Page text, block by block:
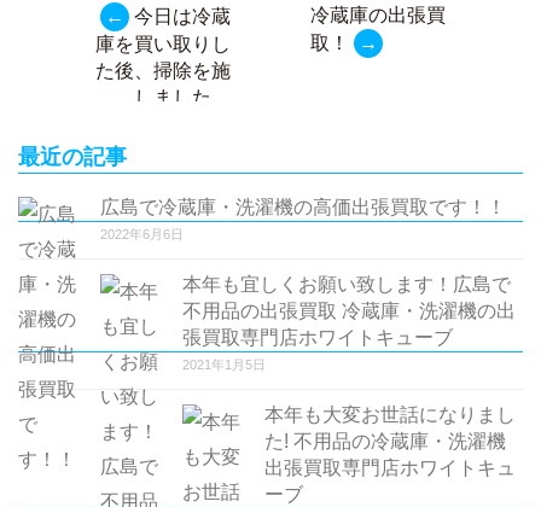
投
稿
ゲ
ー
シ
ン
←
今日は冷蔵
庫を買い取りし
た後、掃除を施
しました。
冷蔵庫の出張買
取！
→
最近の記事
広島で冷蔵庫・洗濯機の高価出張買取です！！
2022年6月6日
本年も宜しくお願い致します！広島で
不用品の出張買取 冷蔵庫・洗濯機の出
張買取専門店ホワイトキューブ
2021年1月5日
本年も大変お世話になりまし
た! 不用品の冷蔵庫・洗濯機
出張買取専門店ホワイトキュ
ーブ